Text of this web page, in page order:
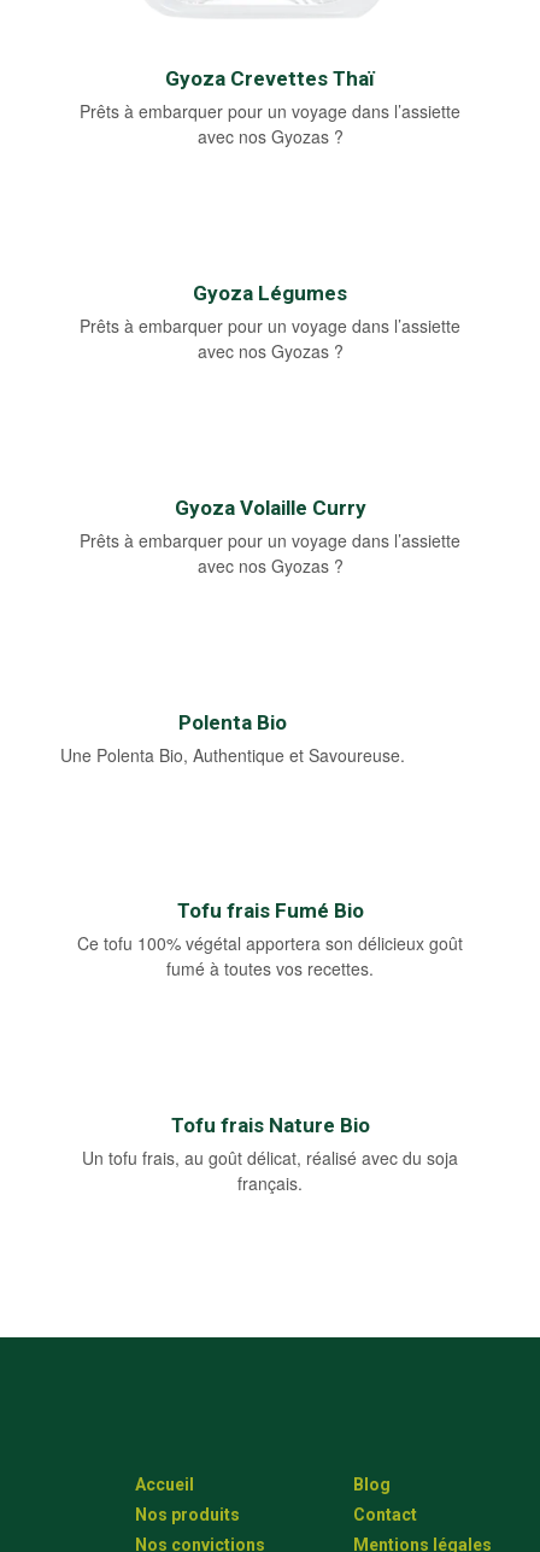
Gyoza Crevettes Thaï
Prêts à embarquer pour un voyage dans l’assiette
avec nos Gyozas ?
Gyoza Légumes
Prêts à embarquer pour un voyage dans l’assiette
avec nos Gyozas ?
Gyoza Volaille Curry
Prêts à embarquer pour un voyage dans l’assiette
avec nos Gyozas ?
Polenta Bio
Une Polenta Bio, Authentique et Savoureuse.
Tofu frais Fumé Bio
Ce tofu 100% végétal apportera son délicieux goût
fumé à toutes vos recettes.
Tofu frais Nature Bio
Un tofu frais, au goût délicat, réalisé avec du soja
français.
Accueil
Nos produits
Nos convictions
Blog
Contact
Mentions légales